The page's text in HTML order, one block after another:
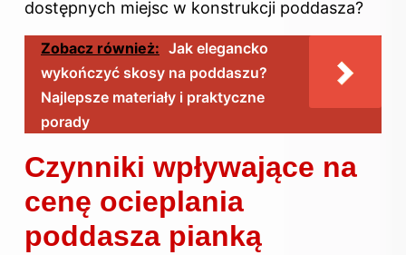
dostępnych miejsc w konstrukcji poddasza?
Zobacz również: Jak elegancko
wykończyć skosy na poddaszu?
Najlepsze materiały i praktyczne
porady
Czynniki wpływające na
cenę ocieplania
poddasza pianką